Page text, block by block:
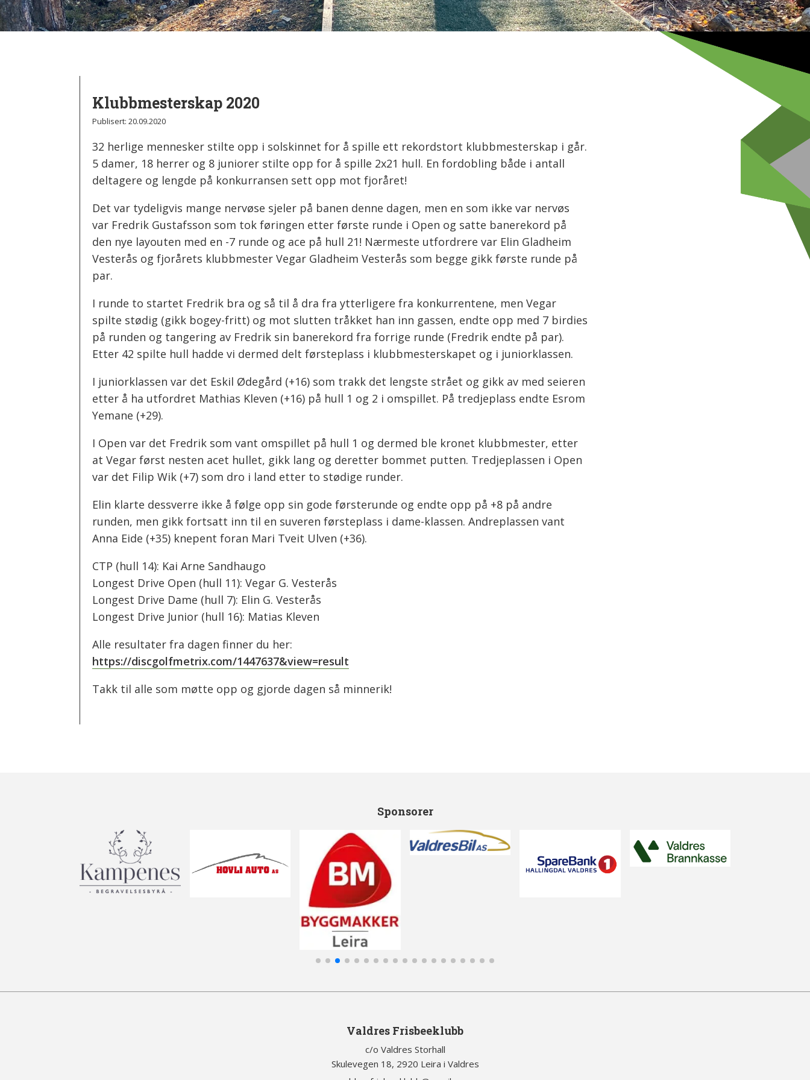
Klubbmesterskap 2020
Publisert: 20.09.2020
32 herlige mennesker stilte opp i solskinnet for å spille ett rekordstort klubbmesterskap i går.
5 damer, 18 herrer og 8 juniorer stilte opp for å spille 2x21 hull. En fordobling både i antall
deltagere og lengde på konkurransen sett opp mot fjoråret!
Det var tydeligvis mange nervøse sjeler på banen denne dagen, men en som ikke var nervøs
var Fredrik Gustafsson som tok føringen etter første runde i Open og satte banerekord på
den nye layouten med en -7 runde og ace på hull 21! Nærmeste utfordrere var Elin Gladheim
Vesterås og fjorårets klubbmester Vegar Gladheim Vesterås som begge gikk første runde på
par.
I runde to startet Fredrik bra og så til å dra fra ytterligere fra konkurrentene, men Vegar
spilte stødig (gikk bogey-fritt) og mot slutten tråkket han inn gassen, endte opp med 7 birdies
på runden og tangering av Fredrik sin banerekord fra forrige runde (Fredrik endte på par).
Etter 42 spilte hull hadde vi dermed delt førsteplass i klubbmesterskapet og i juniorklassen.
I juniorklassen var det Eskil Ødegård (+16) som trakk det lengste strået og gikk av med seieren
etter å ha utfordret Mathias Kleven (+16) på hull 1 og 2 i omspillet. På tredjeplass endte Esrom
Yemane (+29).
I Open var det Fredrik som vant omspillet på hull 1 og dermed ble kronet klubbmester, etter
at Vegar først nesten acet hullet, gikk lang og deretter bommet putten. Tredjeplassen i Open
var det Filip Wik (+7) som dro i land etter to stødige runder.
Elin klarte dessverre ikke å følge opp sin gode førsterunde og endte opp på +8 på andre
runden, men gikk fortsatt inn til en suveren førsteplass i dame-klassen. Andreplassen vant
Anna Eide (+35) knepent foran Mari Tveit Ulven (+36).
CTP (hull 14): Kai Arne Sandhaugo
Longest Drive Open (hull 11): Vegar G. Vesterås
Longest Drive Dame (hull 7): Elin G. Vesterås
Longest Drive Junior (hull 16): Matias Kleven
Alle resultater fra dagen finner du her:
https://discgolfmetrix.com/1447637&view=result
Takk til alle som møtte opp og gjorde dagen så minnerik!
Sponsorer
Valdres Frisbeeklubb
c/o Valdres Storhall
Skulevegen 18, 2920 Leira i Valdres